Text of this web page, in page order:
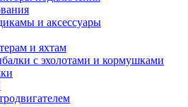
и аксессуары
и яхтам
с эхолотами и кормушками